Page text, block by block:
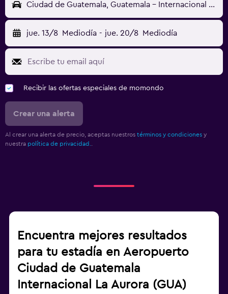
Ciudad de Guatemala, Guatemala - Internacional La Aurora (GUA)
jue. 13/8 Mediodía - jue. 20/8 Mediodía
Recibir las ofertas especiales de momondo
Crear una alerta
Al crear una alerta de precio, aceptas nuestros términos y condiciones y
nuestra política de privacidad..
Encuentra mejores resultados
para tu estadía en Aeropuerto
Ciudad de Guatemala
Internacional La Aurora (GUA)